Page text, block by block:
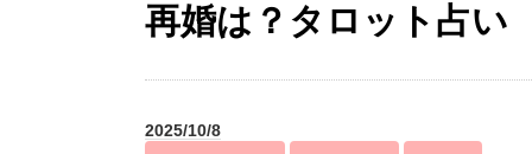
再婚は？タロット占い
2025/10/8